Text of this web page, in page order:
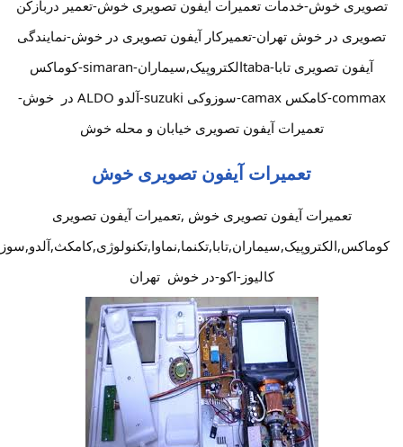
تصویری خوش-خدمات تعمیرات آیفون تصویری خوش-تعمیر دربازکن
تصویری در خوش تهران-تعمیرکار آیفون تصویری در خوش-نمایندگی
آیفون تصویری تابا-tabaالکتروپیک,سیماران-simaran-کوماکس
commax-کامکس camax-سوزوکی suzuki-آلدو ALDO در خوش-
تعمیرات آیفون تصویری خیابان و محله خوش
تعمیرات آیفون تصویری خوش
تعمیرات آیفون تصویری خوش ,تعمیرات آیفون تصویری
کالیوز-اکو-در خوش تهران